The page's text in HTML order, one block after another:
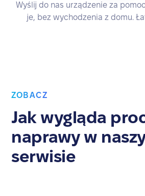
Wyślij do nas urządzenie za
je, bez wychodzenia z domu.
ZOBACZ
Jak wygląda
naprawy w
serwisie